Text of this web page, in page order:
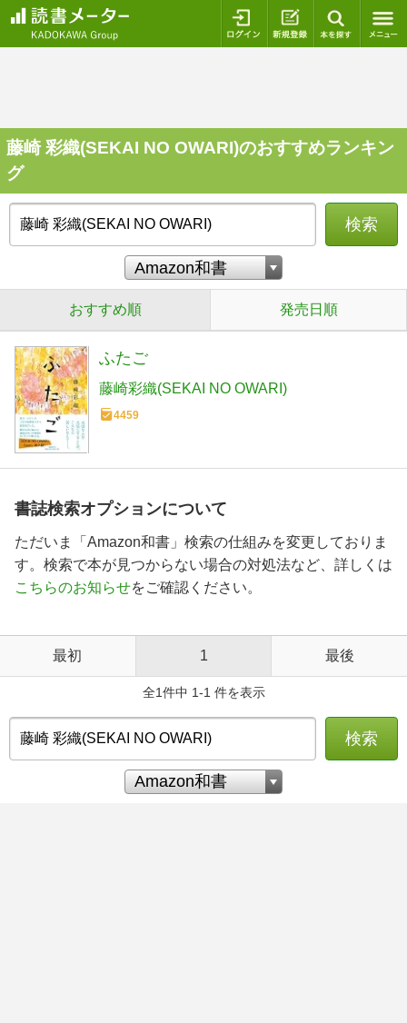
ログイン 新規登録
藤崎 彩織(SEKAI NO OWARI)のおすすめランキン
グ
検索
おすすめ順 発売日順
ふたご
藤崎彩織(SEKAI NO OWARI)
4459
書誌検索オプションについて
ただいま「Amazon和書」検索の仕組みを変更しておりま
す。検索で本が見つからない場合の対処法など、詳しくは
こちらのお知らせをご確認ください。
最初 1 最後
全1件中 1-1 件を表示
検索